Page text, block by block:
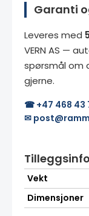
Garanti
Leveres med
VERN AS —
spørsmål om
gjerne.
☎ +47 468 43
✉
Vekt
Dimensjoner